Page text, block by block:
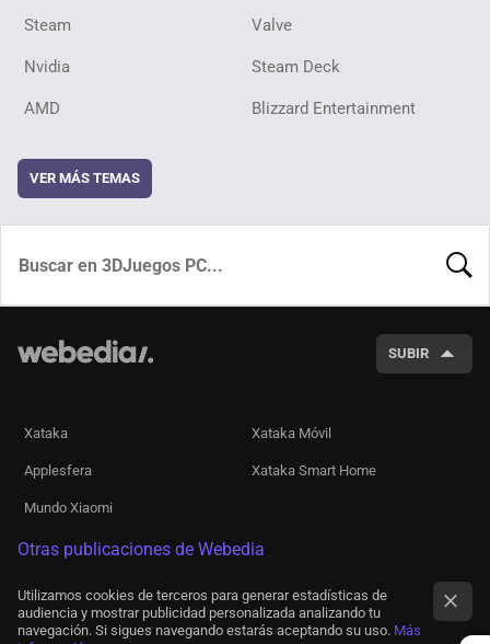
Steam Valve
Nvidia Steam Deck
AMD Blizzard Entertainment
VER MÁS TEMAS
SUBIR
Xataka Xataka Móvil
Applesfera Xataka Smart Home
Mundo Xiaomi
Otras publicaciones de Webedia
Utilizamos cookies de terceros para generar estadísticas de
audiencia y mostrar publicidad personalizada analizando tu
navegación. Si sigues navegando estarás aceptando su uso. Más